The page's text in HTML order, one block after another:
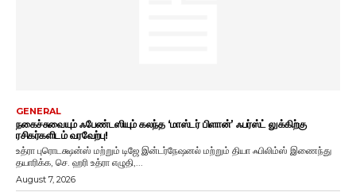
GENERAL
நகைச்சுவையும் ஃபேண்டஸியும் கலந்த ‘மாஸ்டர் பிளான்’ ஃபர்ஸ்ட் லுக்கிற்கு
ரசிகர்களிடம் வரவேற்பு!
உத்ரா புரொடக்ஷன்ஸ் மற்றும் டிஜே இன்டர்நேஷனல் மற்றும் தியா ஃபிலிம்ஸ் இணைந்து
தயாரிக்க, செ. ஹரி உத்ரா எழுதி,...
August 7, 2026